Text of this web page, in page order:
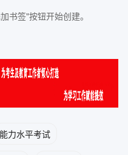
书签"按钮开始创建。
能力水平考试